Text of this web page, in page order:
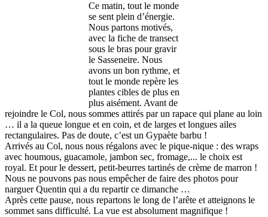
Ce matin, tout le monde
se sent plein d’énergie.
Nous partons motivés,
avec la fiche de transect
sous le bras pour gravir
le Sasseneire. Nous
avons un bon rythme, et
tout le monde repère les
plantes cibles de plus en
plus aisément. Avant de
rejoindre le Col, nous sommes attirés par un rapace qui plane au loin
… il a la queue longue et en coin, et de larges et longues ailes
rectangulaires. Pas de doute, c’est un Gypaète barbu !
Arrivés au Col, nous nous régalons avec le pique-nique : des wraps
avec houmous, guacamole, jambon sec, fromage,... le choix est
royal. Et pour le dessert, petit-beurres tartinés de crème de marron !
Nous ne pouvons pas nous empêcher de faire des photos pour
narguer Quentin qui a du repartir ce dimanche …
Après cette pause, nous repartons le long de l’arête et atteignons le
sommet sans difficulté. La vue est absolument magnifique !